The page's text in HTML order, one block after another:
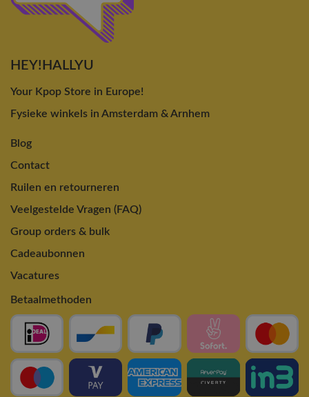
HEY!HALLYU
Your Kpop Store in Europe!
Fysieke winkels in Amsterdam & Arnhem
Blog
Contact
Ruilen en retourneren
Veelgestelde Vragen (FAQ)
Group orders & bulk
Cadeaubonnen
Vacatures
Betaalmethoden